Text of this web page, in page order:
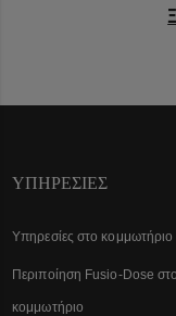
ΥΠΗΡΕΣΊΕΣ
Υπηρεσίες στο κομμωτήριο
Περιποίηση Fusio-Dose στο
κομμωτήριο